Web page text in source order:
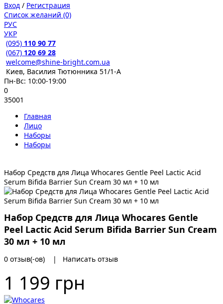
Вход / Регистрация
Список желаний (0)
РУС
УКР
(095) 110 90 77
(067) 120 69 28
welcome@shine-bright.com.ua
Киев, Василия Тютюнника 51/1-А
Пн-Вс: 10:00-19:00
0
35001
Главная
Лицо
Наборы
Наборы
Набор Cредств для Лица Whocares Gentle Peel Lactic Acid
Serum Bifida Barrier Sun Cream 30 мл + 10 мл
Набор Cредств для Лица Whocares Gentle
Peel Lactic Acid Serum Bifida Barrier Sun Cream
30 мл + 10 мл
0 отзыв(-ов) | Написать отзыв
1 199 грн